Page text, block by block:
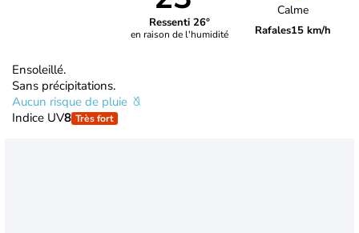
Ressenti 26°
en raison de l'humidité
Calme
Rafales15 km/h
Ensoleillé.
Sans précipitations.
Aucun risque de pluie
Indice UV8 Très fort